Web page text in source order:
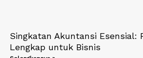
Singkatan Akuntansi Esensial:
Lengkap untuk Bisnis